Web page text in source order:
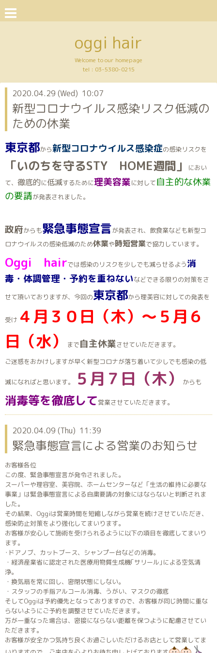
oggi hair
Welcome to our homepage
tel : 03-5380-0215
2020.04.29 (Wed) 10:07
新型コロナウイルス感染リスク低減の
ための休業
東京都から新型コロナウイルス感染症の感染リスクを
「いのちを守るSTY HOME週間」
におい
て、 徹底的に低減するために理美容業に対して自主的な休業
の要請が発表されました。
政府からも緊急事態宣言が発表され、飲食業なども新型コ
ロナウイルスの感染低減のため休業や時短営業で協力しています。
Oggi hairでは感染のリスクを少しでも減らせるよう消
毒・体調管理・予約を重ねないなどできる限りの対策をさ
せて頂いておりますが、今回の東京都から理美容に対しての発表を
受け ４月３０日（木）～５月６
日（水）
まで自主休業させていただきます。
ご迷惑をおかけしますが早く新型コロナが落ち着いて少しでも感染の低
減になればと思います。 ５月７日（木） からも
消毒等を徹底して営業させていただきます。
2020.04.09 (Thu) 11:39
緊急事態宣言による営業のお知らせ
お客様各位
この度、緊急事態宣言が発令されました。
スーパーや理容室、美容院、ホームセンターなど「生活の維持に必要な
事業」は緊急事態宣言による自粛要請の対象にはならないと判断されま
した。
その結果、Oggiは営業時間を短縮しながら営業を続けさせていただき、
感染防止対策をより強化してまいります。
お客様が安心して施術を受けられるように以下の項目を徹底してまいり
ます。
･ドアノブ、カットブース、シャンプー台などの消毒。
・経済産業省に認定された医療用物質生成機｢サリール｣による空気清
浄。
・換気扇を常に回し、密閉状態にしない。
・スタッフの手指アルコール消毒、うがい、マスクの徹底
そしてOggiは予約優先となっておりますので、お客様が同じ時間に重な
らないようにご予約を調整させていただきます。
万が一重なった場合は、密接にならない距離を保つように配慮させてい
ただきます。
お客様が安全かつ気持ち良くお過ごしいただけるお店として営業してま